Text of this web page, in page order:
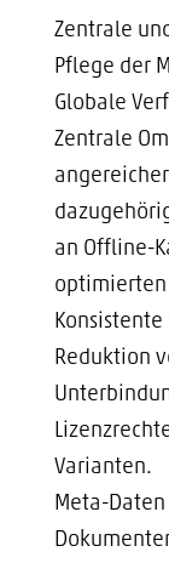
Zentrale
Pflege der
Globale
Zentrale
an Offline-
optimierten
Reduktion
Varianten.
Meta-